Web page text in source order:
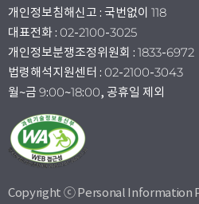
개인정보침해신고 : 국번없이 118
대표전화 : 02-2100-3025
개인정보분쟁조정위원회 : 1833-6972
법령해석지원센터 : 02-2100-3043
월~금 9:00~18:00, 공휴일 제외
Copyright ⓒ Personal Information